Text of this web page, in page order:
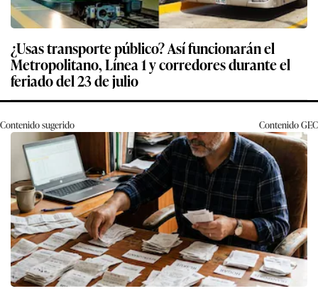
¿Usas transporte público? Así funcionarán el
Metropolitano, Línea 1 y corredores durante el
feriado del 23 de julio
Contenido sugerido ContenidoGEC